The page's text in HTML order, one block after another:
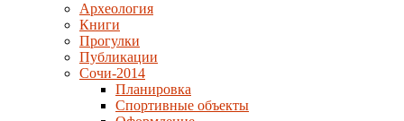
Археология
Книги
Прогулки
Публикации
Сочи-2014
Планировка
Спортивные объекты